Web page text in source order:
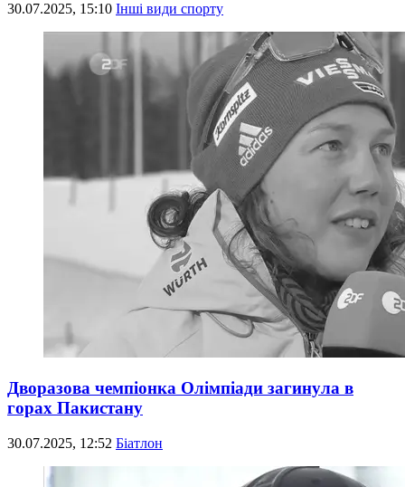
30.07.2025, 15:10 Інші види спорту
Дворазова чемпіонка Олімпіади загинула в
горах Пакистану
30.07.2025, 12:52 Біатлон